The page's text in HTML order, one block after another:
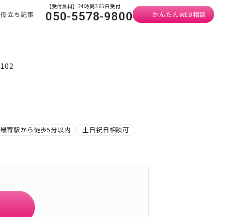
立ち記事
【受付無料】24時間365日受付
050-5578-9800 かんたんWEB相談
最寄駅から徒歩5分以内
土日祝日相談可